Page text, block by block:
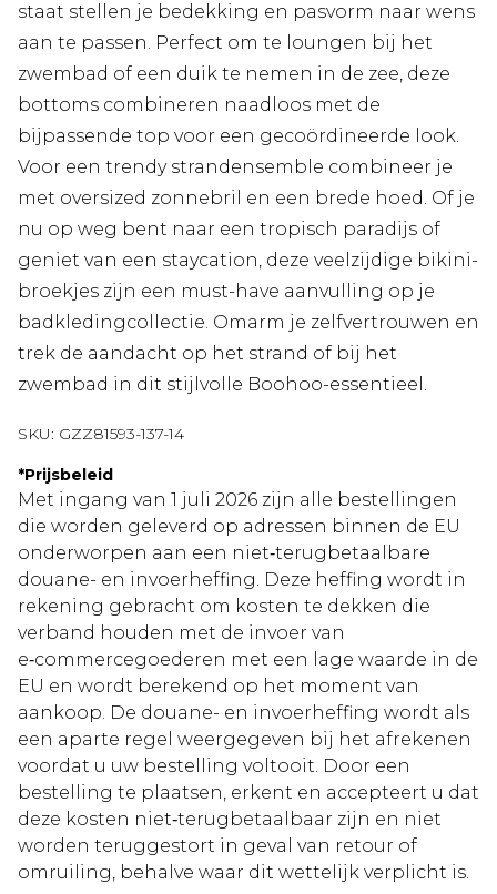
staat stellen je bedekking en pasvorm naar wens
aan te passen. Perfect om te loungen bij het
zwembad of een duik te nemen in de zee, deze
bottoms combineren naadloos met de
bijpassende top voor een gecoördineerde look.
Voor een trendy strandensemble combineer je
met oversized zonnebril en een brede hoed. Of je
nu op weg bent naar een tropisch paradijs of
geniet van een staycation, deze veelzijdige bikini-
broekjes zijn een must-have aanvulling op je
badkledingcollectie. Omarm je zelfvertrouwen en
trek de aandacht op het strand of bij het
zwembad in dit stijlvolle Boohoo-essentieel.
SKU: GZZ81593-137-14
*Prijsbeleid
Met ingang van 1 juli 2026 zijn alle bestellingen
die worden geleverd op adressen binnen de EU
onderworpen aan een niet‑terugbetaalbare
douane- en invoerheffing. Deze heffing wordt in
rekening gebracht om kosten te dekken die
verband houden met de invoer van
e‑commercegoederen met een lage waarde in de
EU en wordt berekend op het moment van
aankoop. De douane- en invoerheffing wordt als
een aparte regel weergegeven bij het afrekenen
voordat u uw bestelling voltooit. Door een
bestelling te plaatsen, erkent en accepteert u dat
deze kosten niet‑terugbetaalbaar zijn en niet
worden teruggestort in geval van retour of
omruiling, behalve waar dit wettelijk verplicht is.